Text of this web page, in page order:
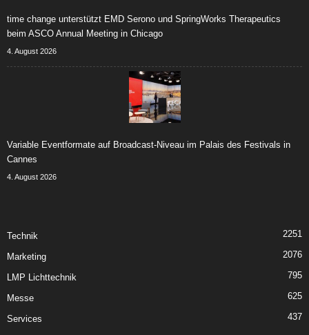
time change unterstützt EMD Serono und SpringWorks Therapeutics
beim ASCO Annual Meeting in Chicago
4. August 2026
Variable Eventformate auf Broadcast-Niveau im Palais des Festivals in
Cannes
4. August 2026
Technik 2251
Marketing 2076
LMP Lichttechnik 795
Messe 625
Services 437